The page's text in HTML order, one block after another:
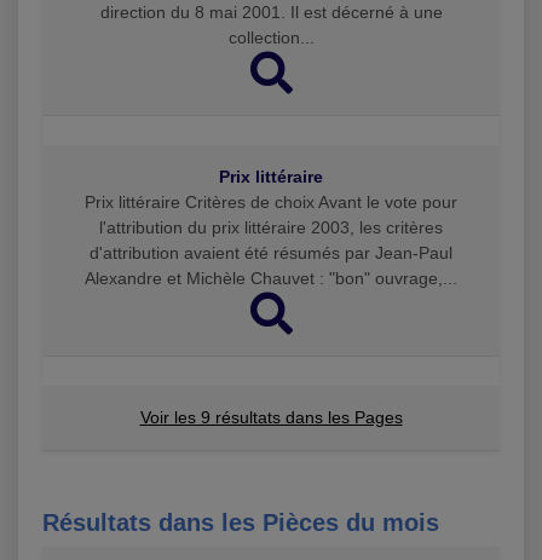
direction du 8 mai 2001. Il est décerné à une
collection...
Prix littéraire
Prix littéraire Critères de choix Avant le vote pour
l'attribution du prix littéraire 2003, les critères
d'attribution avaient été résumés par Jean-Paul
Alexandre et Michèle Chauvet : "bon" ouvrage,...
Voir les 9 résultats dans les Pages
Résultats dans les Pièces du mois